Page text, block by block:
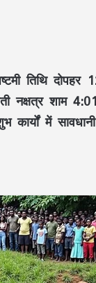
तिथिदोपहर
नक्षत्रशाम
में